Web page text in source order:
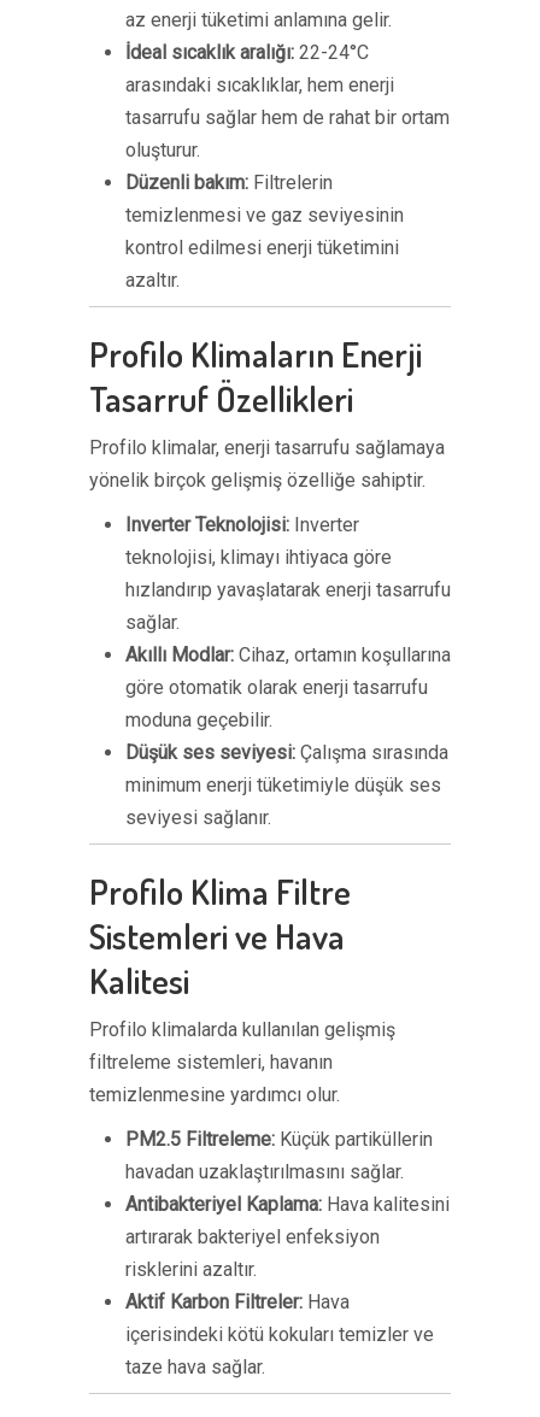
az enerji tüketimi anlamına gelir.
İdeal sıcaklık aralığı: 22-24°C
arasındaki sıcaklıklar, hem enerji
tasarrufu sağlar hem de rahat bir ortam
oluşturur.
Düzenli bakım: Filtrelerin
temizlenmesi ve gaz seviyesinin
kontrol edilmesi enerji tüketimini
azaltır.
Profilo Klimaların Enerji
Tasarruf Özellikleri
Profilo klimalar, enerji tasarrufu sağlamaya
yönelik birçok gelişmiş özelliğe sahiptir.
Inverter Teknolojisi: Inverter
teknolojisi, klimayı ihtiyaca göre
hızlandırıp yavaşlatarak enerji tasarrufu
sağlar.
Akıllı Modlar: Cihaz, ortamın koşullarına
göre otomatik olarak enerji tasarrufu
moduna geçebilir.
Düşük ses seviyesi: Çalışma sırasında
minimum enerji tüketimiyle düşük ses
seviyesi sağlanır.
Profilo Klima Filtre
Sistemleri ve Hava
Kalitesi
Profilo klimalarda kullanılan gelişmiş
filtreleme sistemleri, havanın
temizlenmesine yardımcı olur.
PM2.5 Filtreleme: Küçük partiküllerin
havadan uzaklaştırılmasını sağlar.
Antibakteriyel Kaplama: Hava kalitesini
artırarak bakteriyel enfeksiyon
risklerini azaltır.
Aktif Karbon Filtreler: Hava
içerisindeki kötü kokuları temizler ve
taze hava sağlar.